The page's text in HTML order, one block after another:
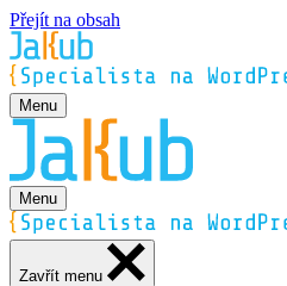
Přejít na obsah
Menu
Menu
Zavřít menu